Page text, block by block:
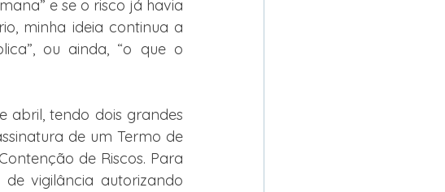
e se o risco já havia
minha ideia continua a
ou ainda, “o que o
abril, tendo dois grandes
de um Termo de
de Riscos. Para
vigilância autorizando